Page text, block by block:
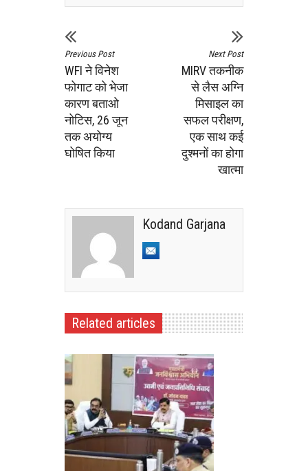
Previous Post
WFI ने विनेश
फोगाट को भेजा
कारण बताओ
नोटिस, 26 जून
तक अयोग्य
घोषित किया
Next Post
MIRV तकनीक
से लैस अग्नि
मिसाइल का
सफल परीक्षण,
एक साथ कई
दुश्मनों का होगा
खात्मा
Kodand Garjana
Related articles